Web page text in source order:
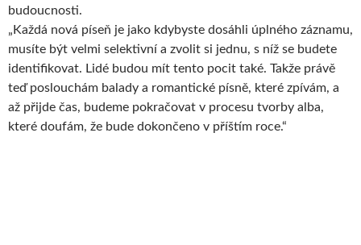
budoucnosti.
„Každá nová píseň je jako kdybyste dosáhli úplného záznamu,
musíte být velmi selektivní a zvolit si jednu, s níž se budete
identifikovat. Lidé budou mít tento pocit také. Takže právě
teď poslouchám balady a romantické písně, které zpívám, a
až přijde čas, budeme pokračovat v procesu tvorby alba,
které doufám, že bude dokončeno v příštím roce.“